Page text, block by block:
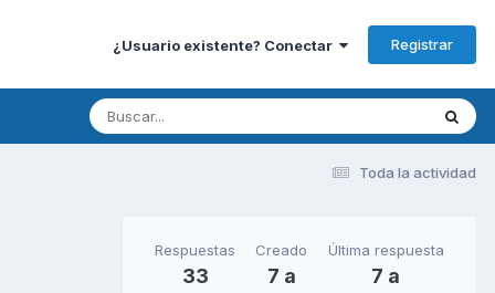
¿Usuario existente? Conectar Registrar
Toda la actividad
Respuestas
33
Creado
7 a
Última respuesta
7 a